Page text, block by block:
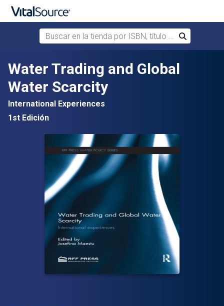
Saltar al contenido principal
Buscar en la tienda por ISBN, título o autor
Buscar
Water Trading and Global
Water Scarcity
International Experiences
1st Edición